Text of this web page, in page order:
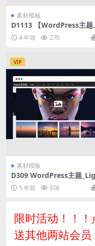
素材模板
D1113 【WordPress主题
自媒体二号大前端主题模板
4 年前 270
VIP
素材模板
D309 WordPress主题
SNS轻社交系统,轻论坛,轻
区,更新至1.6.6,很强大的
5 年前 608
限时活动！！
送其他两站会员